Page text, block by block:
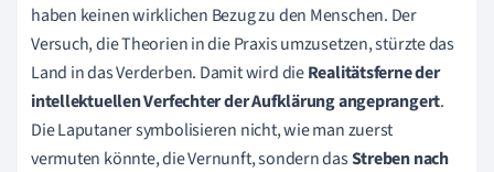
haben keinen wirklichen Bezug zu den Menschen. Der
Versuch, die Theorien in die Praxis umzusetzen, stürzte das
Land in das Verderben. Damit wird dieRealitätsferne der
intellektuellen Verfechter der Aufklärung angeprangert.
Die Laputaner symbolisieren nicht, wie man zuerst
vermuten könnte, die Vernunft, sondern dasStreben nach